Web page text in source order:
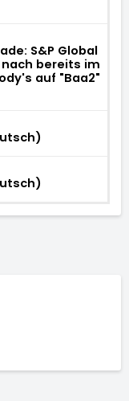
S&P Global
nach bereits im
auf "Baa2"